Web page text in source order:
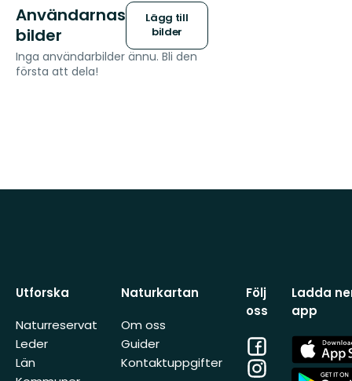
Användarnas
bilder
Lägg till
bilder
Inga användarbilder ännu. Bli den
första att dela!
Utforska
Naturreservat
Leder
Län
Naturkartan
Om oss
Guider
Kontaktuppgifter
Följ
oss
Facebook
Instagram
Ladda
app
App
Store
App